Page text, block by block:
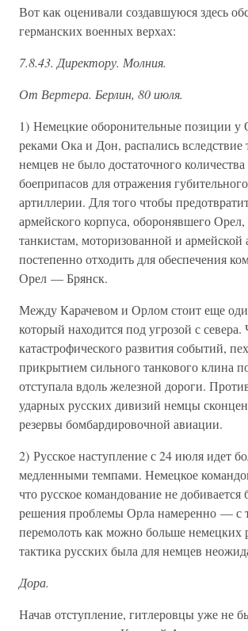
Вот как оценивали создавшуюся здесь
германских военных верхах:
7.8.43. Директору. Молния.
От Вертера. Берлин, 80 июля.
1) Немецкие оборонительные позиции у
реками Ока и Дон, распались вследствие
немцев не было достаточного
боеприпасов для отражения
артиллерии. Для того чтобы
армейского корпуса, оборонявшего
танкистам, моторизованной и армейской
постепенно отходить для обеспечения
Орел — Брянск.
Между Карачевом и Орлом стоит еще
который находится под угрозой с
катастрофического развития событий,
прикрытием сильного танкового клина
отступала вдоль железной дороги.
ударных русских дивизий немцы
резервы бомбардировочной авиации.
2) Русское наступление с 24 июля идет
медленными темпами. Немецкое
что русское командование не добивается
решения проблемы Орла намеренно — с
перемолоть как можно больше немецких
тактика русских была для немцев
Дора.
Начав отступление, гитлеровцы уже не